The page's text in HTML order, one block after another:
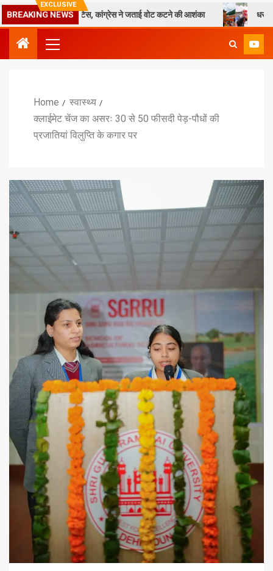
EXCLUSIVE
BREAKING NEWS
को नोटिस, कांग्रेस ने जताई वोट कटने की आशंका धराली आपदा की
Home
स्वास्थ्य
क्लाईमेट चेंज का असरः 30 से 50 फीसदी पेड़-पौधों की
प्रजातियां विलुप्ति के कगार पर